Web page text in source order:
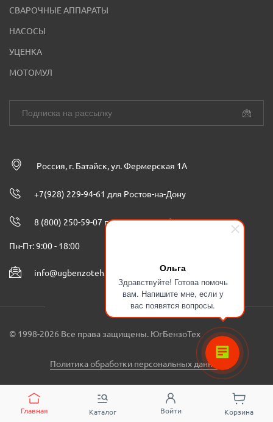
Ольга
Здравствуйте! Готова помочь
вам. Напишите мне, если у
вас появятся вопросы.
СВАРОЧНЫЕ АППАРАТЫ
НАСОСЫ
УЦЕНКА
МОТОМУЛ
Россия, г. Батайск, ул. Фермерская 1А
+7(928) 229-94-61 для Ростов-на-Дону
8 (800) 250-59-07 по всей России бесплатно
Пн-Пт: 9:00 - 18:00
info@ugbenzoteh.ru
© 1998-2026 Все права защищены. ЮгБензоТех
Политика обработки персональных данных
Главная Каталог Войти Корзина